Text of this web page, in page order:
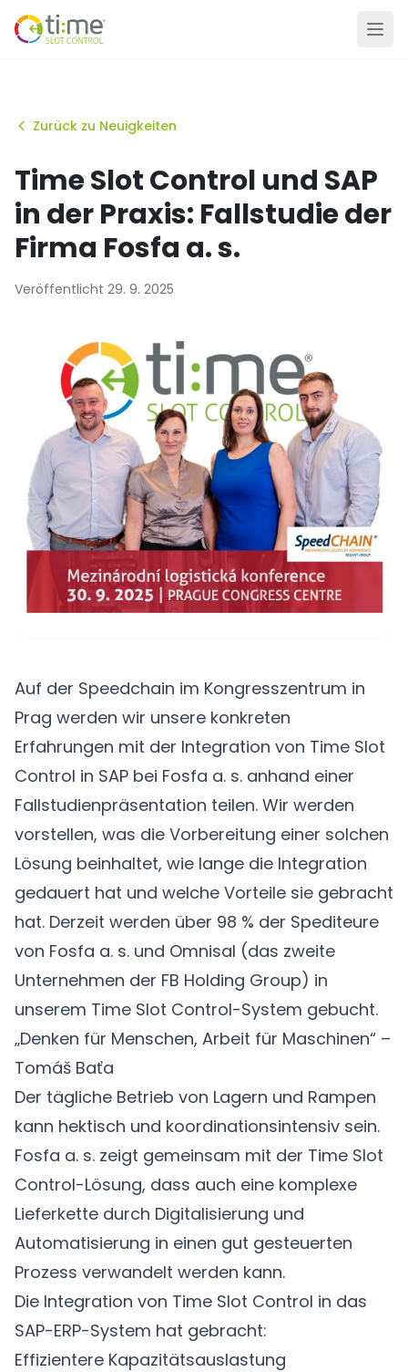
Zurück zu Neuigkeiten
Time Slot Control und SAP
in der Praxis: Fallstudie der
Firma Fosfa a. s.
Veröffentlicht 29. 9. 2025
Auf der Speedchain im Kongresszentrum in
Prag werden wir unsere konkreten
Erfahrungen mit der Integration von Time Slot
Control in SAP bei Fosfa a. s. anhand einer
Fallstudienpräsentation teilen. Wir werden
vorstellen, was die Vorbereitung einer solchen
Lösung beinhaltet, wie lange die Integration
gedauert hat und welche Vorteile sie gebracht
hat. Derzeit werden über 98 % der Spediteure
von Fosfa a. s. und Omnisal (das zweite
Unternehmen der FB Holding Group) in
unserem Time Slot Control-System gebucht.
„Denken für Menschen, Arbeit für Maschinen“ –
Tomáš Baťa
Der tägliche Betrieb von Lagern und Rampen
kann hektisch und koordinationsintensiv sein.
Fosfa a. s. zeigt gemeinsam mit der Time Slot
Control-Lösung, dass auch eine komplexe
Lieferkette durch Digitalisierung und
Automatisierung in einen gut gesteuerten
Prozess verwandelt werden kann.
Die Integration von Time Slot Control in das
SAP-ERP-System hat gebracht:
Effizientere Kapazitätsauslastung